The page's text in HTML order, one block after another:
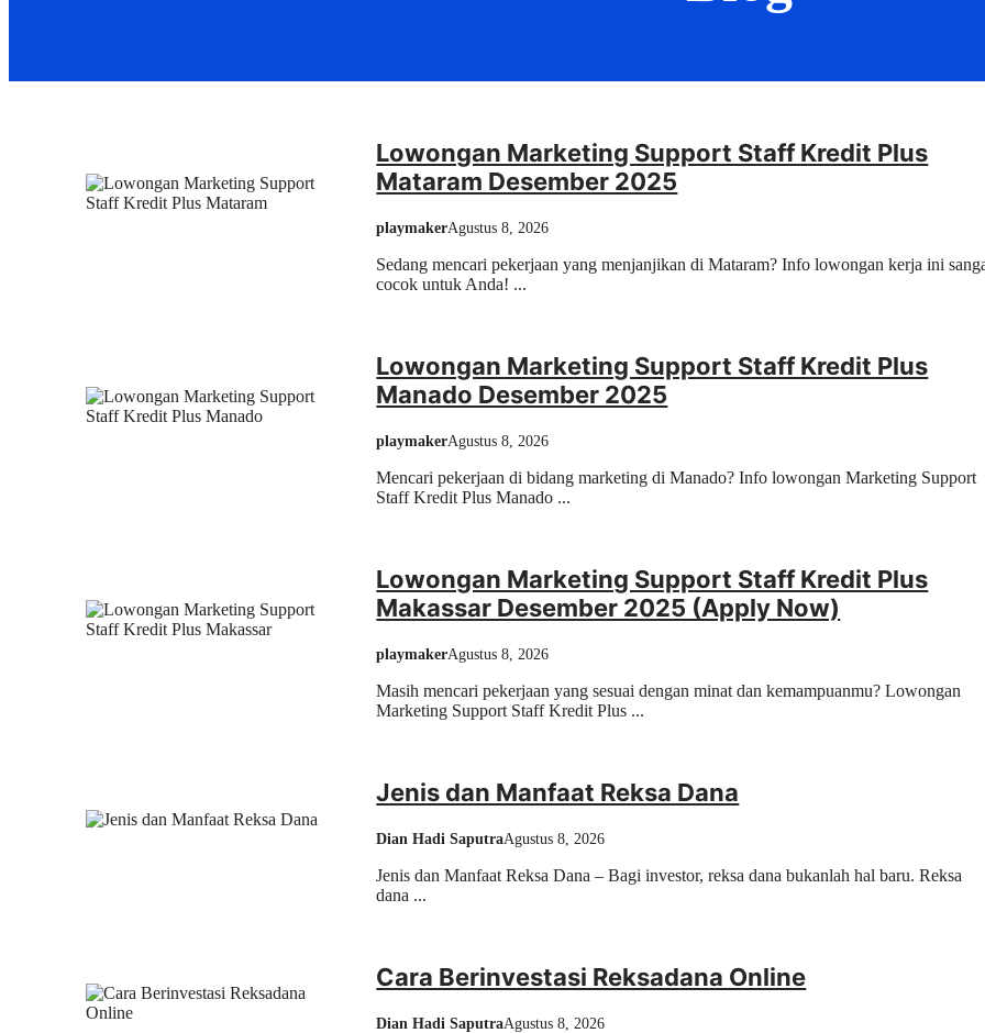
Lowongan Marketing Support Staff Kredit Plus
Mataram Desember 2025
playmakerAgustus 8, 2026
Sedang mencari pekerjaan yang menjanjikan di Mataram? Info lowongan kerja ini
cocok untuk Anda! ...
Lowongan Marketing Support Staff Kredit Plus
Manado Desember 2025
playmakerAgustus 8, 2026
Mencari pekerjaan di bidang marketing di Manado? Info lowongan Marketing Support
Staff Kredit Plus Manado ...
Lowongan Marketing Support Staff Kredit Plus
Makassar Desember 2025 (Apply Now)
playmakerAgustus 8, 2026
Masih mencari pekerjaan yang sesuai dengan minat dan kemampuanmu? Lowongan
Marketing Support Staff Kredit Plus ...
Jenis dan Manfaat Reksa Dana
Dian Hadi SaputraAgustus 8, 2026
Jenis dan Manfaat Reksa Dana – Bagi investor, reksa dana bukanlah hal baru. Reksa
dana ...
Cara Berinvestasi Reksadana Online
Dian Hadi SaputraAgustus 8, 2026